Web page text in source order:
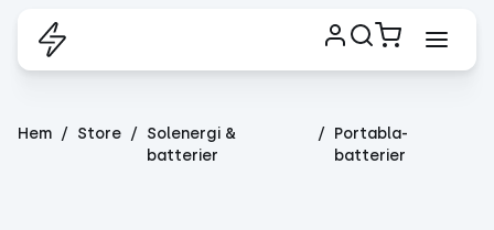
Hem Store
Solenergi &
batterier
Portabla-
batterier